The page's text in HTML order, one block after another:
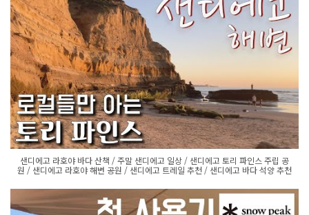
샌디에고 라호야 바다 산책 / 주말 샌디에고 일상 / 샌디에고 토리 파인스 주립 공
원 / 샌디에고 라호야 해변 공원 / 샌디에고 트레일 추천 / 샌디에고 바다 석양 추천